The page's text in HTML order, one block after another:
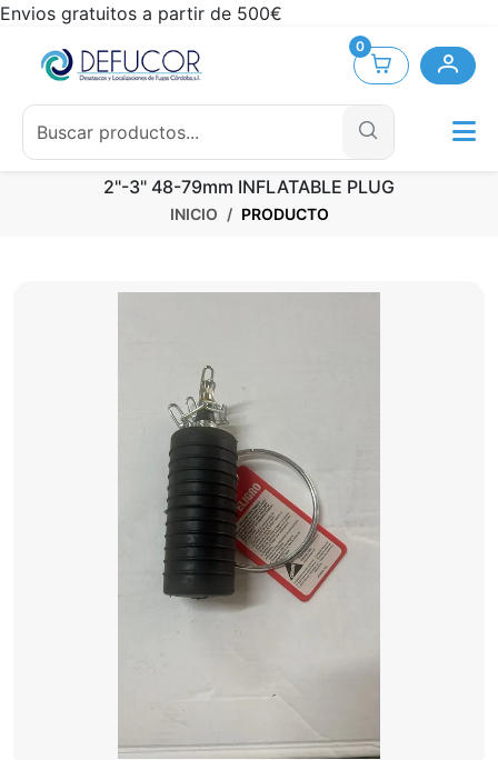
Envios gratuitos a partir de 500€
0
2"-3" 48-79mm INFLATABLE PLUG
INICIO PRODUCTO